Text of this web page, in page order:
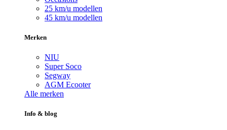
25 km/u modellen
45 km/u modellen
Merken
NIU
Super Soco
Segway
AGM Ecooter
Alle merken
Info & blog